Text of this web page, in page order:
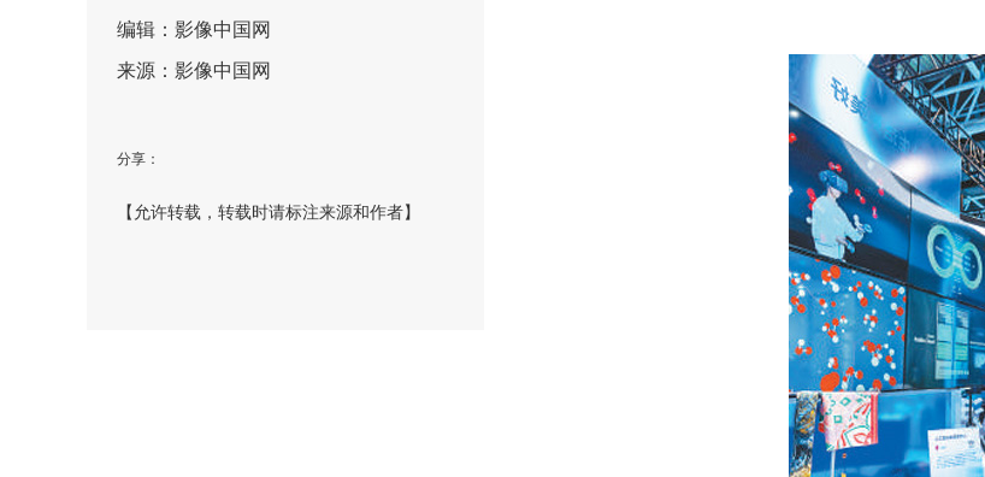
编辑：影像中国网
来源：影像中国网
分享：
【允许转载，转载时请标注来源和作者】